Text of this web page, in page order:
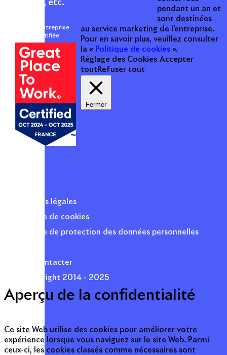
hôtellerie, etc.
Une entreprise
certifiée
Mentions légales
Politique de cookies
Politique de protection des données personnelles
Nous contacter
© Copyright 2014 - 2025
pendant un an et
sont destinées
au service marketing de l’entreprise.
Pour en savoir plus, veuillez consulter
la « Politique de cookies ».
Réglage des Cookies Accepter
tout Refuser tout
Fermer
Aperçu de la confidentialité
Ce site Web utilise des cookies pour améliorer votre
expérience lorsque vous naviguez sur le site Web. Parmi
ceux-ci, les cookies classés comme nécessaires sont